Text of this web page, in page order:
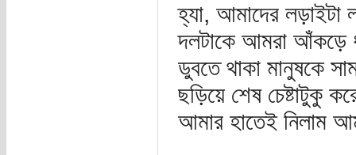
হ্যা, আমাদের লড়াইটা
দলটাকে আমরা আঁকড়ে
ডুবতে থাকা মানুষকে
ছড়িয়ে শেষ চেষ্টাটুকু
আমার হাতেই নিলাম